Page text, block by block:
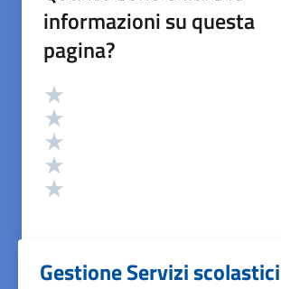
informazioni su questa
pagina?
Valutazione
Gestione Servizi scolastici